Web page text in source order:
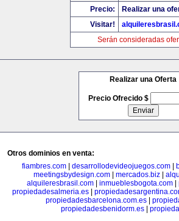
Precio:
Realizar una
Visitar!
Serán consideradas
Realizar una Oferta
Precio Ofrecido $
Otros dominios en venta:
fiambres.com| desarrollodevideojuegos.com|
meetingsbydesign.com| mercados.biz|
alquileresbrasil.com| inmueblesbogota.com|
propiedadesalmeria.es
propiedadesbarcelona.com.es|
propiedadesbenidorm.es|